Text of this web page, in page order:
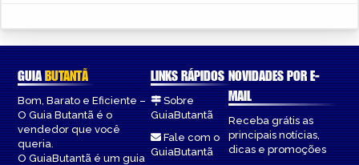
GUIABUTANTÃ
Bom, Barato e Eficiente –
O Guia Butantã é o
vendedor que você
queria.
O GuiaButantã é um guia
LINKS RÁPIDOS
Sobre
GuiaButantã
Fale com o
GuiaButantã
NOVIDADES POR E-
MAIL
Receba grátis as
principais notícias,
dicas e promoções